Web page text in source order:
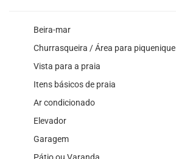
Beira-mar
Churrasqueira / Área para piquenique
Vista para a praia
Itens básicos de praia
Ar condicionado
Elevador
Garagem
Pátio ou Varanda